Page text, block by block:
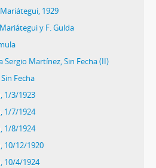
1929
y F. Gulda
Martínez, Sin Fecha (II)
Fecha
1/3/1923
1/7/1924
1/8/1924
10/12/1920
10/4/1924